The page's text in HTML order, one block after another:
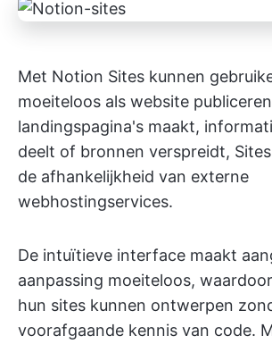
Met Notion Sites kunnen
moeiteloos als website
landingspagina's maakt,
deelt of bronnen verspreidt,
de afhankelijkheid van externe
webhostingservices.
De intuïtieve interface maakt
aanpassing moeiteloos,
hun sites kunnen ontwerpen
voorafgaande kennis van code.